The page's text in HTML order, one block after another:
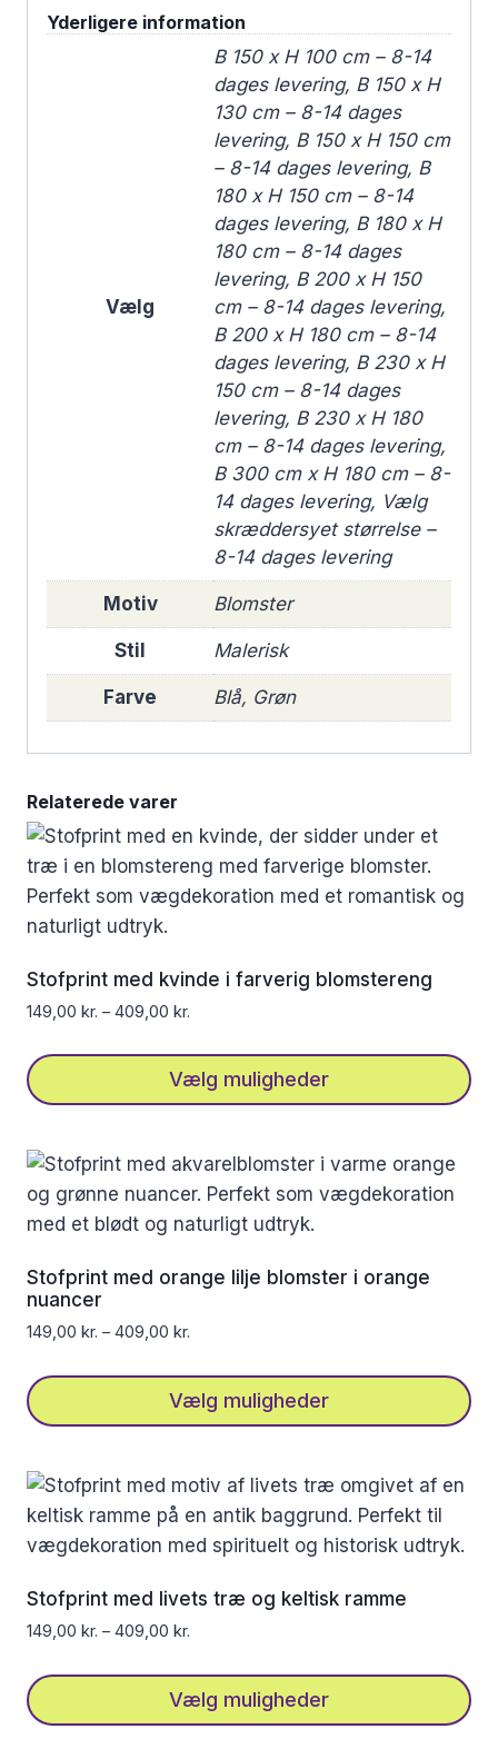
Yderligere information
Vælg
B 150 x H 100 cm – 8-14
dages levering, B 150 x H
130 cm – 8-14 dages
levering, B 150 x H 150 cm
– 8-14 dages levering, B
180 x H 150 cm – 8-14
dages levering, B 180 x H
180 cm – 8-14 dages
levering, B 200 x H 150
cm – 8-14 dages levering,
B 200 x H 180 cm – 8-14
dages levering, B 230 x H
150 cm – 8-14 dages
levering, B 230 x H 180
cm – 8-14 dages levering,
B 300 cm x H 180 cm – 8-
14 dages levering, Vælg
skræddersyet størrelse –
8-14 dages levering
Motiv Blomster
Stil Malerisk
Farve Blå, Grøn
Relaterede varer
Stofprint med kvinde i farverig blomstereng
149,00 kr. – 409,00 kr.
Vælg muligheder
vare
flere
Mulighederne
kan
vælges
varesiden
Stofprint med orange lilje blomster i orange
nuancer
149,00 kr. – 409,00 kr.
Vælg muligheder
vare
varianter.
Mulighederne
kan
på
varesiden
Stofprint med livets træ og keltisk ramme
149,00 kr. – 409,00 kr.
Vælg muligheder